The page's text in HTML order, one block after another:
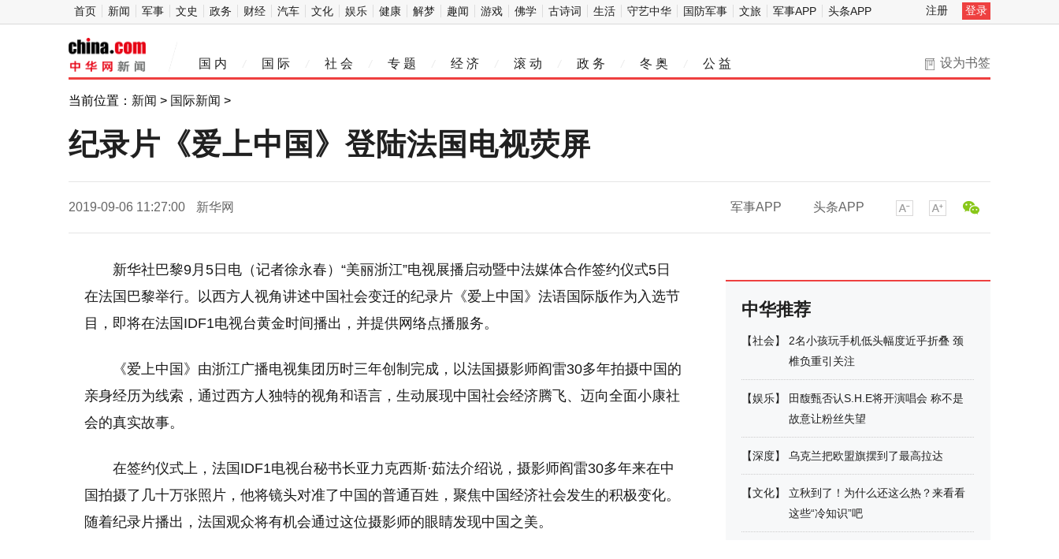
首页 新闻 军事 文史 政务 财经 汽车 文化 娱乐 健康 解梦 趣闻 游戏 佛学 古诗词 生活 守艺中华 国防军事 文旅 军事APP 头条APP 注册 登录
中
华网
设为书签
国 内 国 际 社 会 专 题 经 济 滚 动 政 务 冬 奥 公 益
当前位置： 新闻 > 国际新闻 >
纪录片《爱上中国》登陆法国电视荧屏
2019-09-06 11:27:00 新华网 军事APP 头条APP
新华社巴黎9月5日电（记者徐永春）“美丽浙江”电视展播启动暨中法媒体合作签约仪式5日
在法国巴黎举行。以西方人视角讲述中国社会变迁的纪录片《爱上中国》法语国际版作为入选节
目，即将在法国IDF1电视台黄金时间播出，并提供网络点播服务。
《爱上中国》由浙江广播电视集团历时三年创制完成，以法国摄影师阎雷30多年拍摄中国的
亲身经历为线索，通过西方人独特的视角和语言，生动展现中国社会经济腾飞、迈向全面小康社
会的真实故事。
在签约仪式上，法国IDF1电视台秘书长亚力克西斯·茹法介绍说，摄影师阎雷30多年来在中
国拍摄了几十万张照片，他将镜头对准了中国的普通百姓，聚焦中国经济社会发生的积极变化。
随着纪录片播出，法国观众将有机会通过这位摄影师的眼睛发现中国之美。
中华推荐
【社会】
2名小孩玩手机低头幅度近乎折叠 颈
椎负重引关注
【娱乐】
田馥甄否认S.H.E将开演唱会 称不是
故意让粉丝失望
【深度】 乌克兰把欧盟旗摆到了最高拉达
【文化】
立秋到了！为什么还这么热？来看看
这些“冷知识”吧